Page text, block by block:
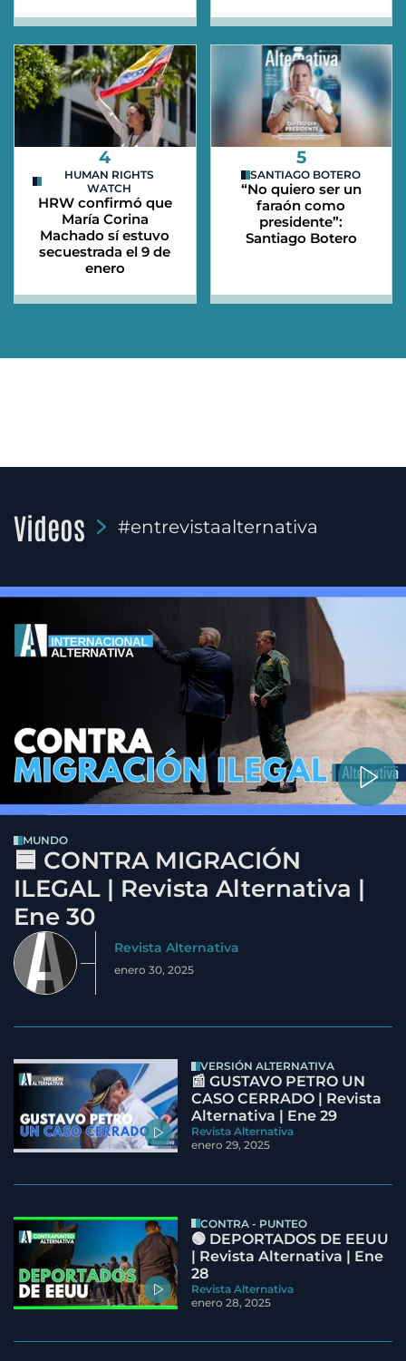
4
HUMAN RIGHTS
WATCH
HRW confirmó que
María Corina
Machado sí estuvo
secuestrada el 9 de
enero
5
SANTIAGO BOTERO
“No quiero ser un
faraón como
presidente”:
Santiago Botero
Videos #entrevistaalternativa
MUNDO
🟦 CONTRA MIGRACIÓN
ILEGAL | Revista Alternativa |
Ene 30
Revista Alternativa
enero 30, 2025
VERSIÓN ALTERNATIVA
📰 GUSTAVO PETRO UN
CASO CERRADO | Revista
Alternativa | Ene 29
Revista Alternativa
enero 29, 2025
CONTRA - PUNTEO
🟢 DEPORTADOS DE EEUU
| Revista Alternativa | Ene
28
Revista Alternativa
enero 28, 2025